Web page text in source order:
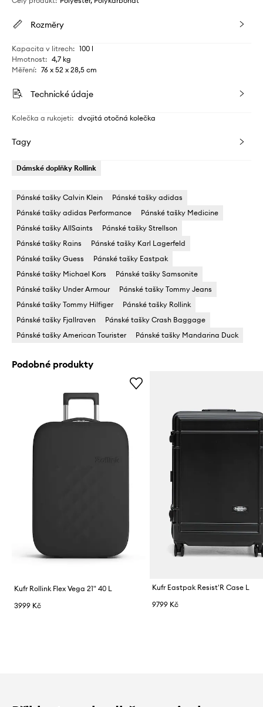
Rozměry
Kapacita v litrech: 100 l
Hmotnost: 4,7 kg
Měření: 76 x 52 x 28,5 cm
Technické údaje
Kolečka a rukojeti: dvojitá otočná kolečka
Tagy
Dámské doplňky Rollink
Pánské tašky Calvin Klein
Pánské tašky adidas
Pánské tašky adidas Performance
Pánské tašky Medicine
Pánské tašky AllSaints
Pánské tašky Strellson
Pánské tašky Rains
Pánské tašky Karl Lagerfeld
Pánské tašky Guess
Pánské tašky Eastpak
Pánské tašky Michael Kors
Pánské tašky Samsonite
Pánské tašky Under Armour
Pánské tašky Tommy Jeans
Pánské tašky Tommy Hilfiger
Pánské tašky Rollink
Pánské tašky Fjallraven
Pánské tašky Crash Baggage
Pánské tašky American Tourister
Pánské tašky Mandarina Duck
Podobné produkty
Kufr Rollink Flex Vega 21" 40 L
3999 Kč
Kufr Eastpak Resist'R Case L
9799 Kč